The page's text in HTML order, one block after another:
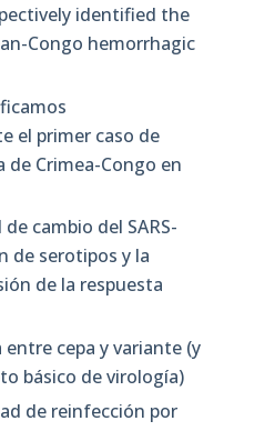
identified the
Congo hemorrhagic
el primer caso de
Crimea-Congo en
cambio del SARS-
de serotipos y la
de la respuesta
cepa y variante (y
básico de virología)
de reinfección por